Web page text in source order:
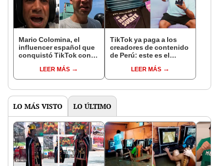
Mario Colomina, el
influencer español que
conquistó TikTok con
"Mi amor nació por la
gastronomía"
LEER MÁS
TikTok ya paga a los
creadores de contenido
de Perú: este es el
llegar a cobrar por 1.000
vistas
LEER MÁS
LO MÁS VISTO LO ÚLTIMO